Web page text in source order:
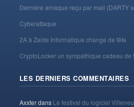
Dernière arnaque reçu par mail (DARTY
Cyberattaque
2A à Zaide Informatique change de tête
CryptoLocker un sympathique cadeau de
LES DERNIERS COMMENTAIRES
Axxterdans Le festival du logiciel